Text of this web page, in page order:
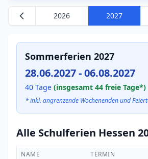
2026 2027
Sommerferien 2027
28.06.2027 - 06.08.2027
40 Tage (insgesamt 44 freie Tage*)
* inkl. angrenzende Wochenenden und
Alle Schulferien Hessen
NAME TERMIN